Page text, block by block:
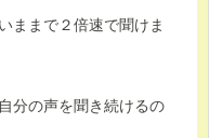
ままで２倍速で聞けま
分の声を聞き続けるの